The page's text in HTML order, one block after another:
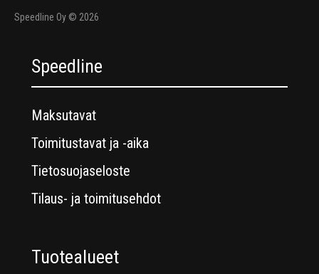
Speedline Oy © 2026
Speedline
Maksutavat
Toimitustavat ja -aika
Tietosuojaseloste
Tilaus- ja toimitusehdot
Tuotealueet